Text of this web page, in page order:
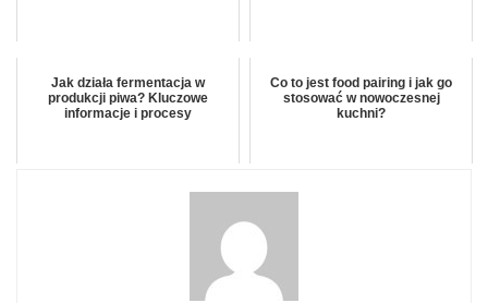
Jak działa fermentacja w
produkcji piwa? Kluczowe
informacje i procesy
Co to jest food pairing i jak go
stosować w nowoczesnej
kuchni?